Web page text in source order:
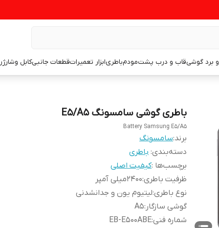
برد گوشیقاب و درب پشتمودمباطریابزار تعمیراتقطعات جانبیکابل وشارژر
باطری گوشی سامسونگ E5/A5
Battery Samsung E5/A5
برند:سامسونگ
دسته‌بندی: باطری
برچسب‌ها :کیفیت اصلی
ظرفیت باطری:۲۴۰۰میلی آمپر
نوع باطری:لیتیوم یون و جدانشدنی
گوشی سازگار :
A5
شماره فنی:
EB-E500ABE